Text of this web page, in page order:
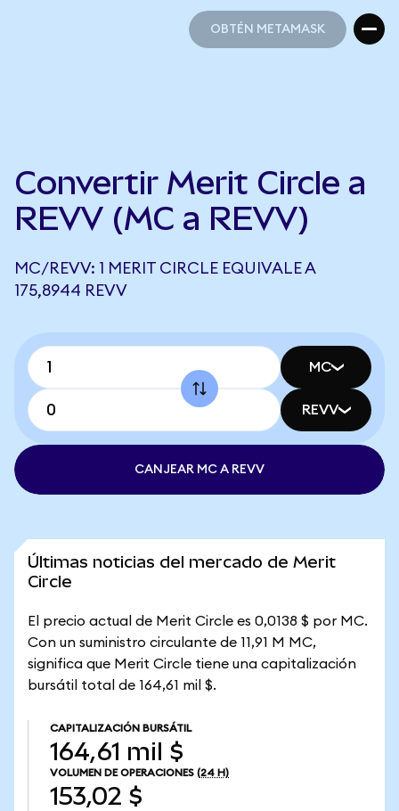
OBTÉN METAMASK
Convertir Merit Circle a
REVV (MC a REVV)
MC/REVV: 1 MERIT CIRCLE EQUIVALE A
175,8944 REVV
MC
REVV
CANJEAR MC A REVV
Últimas noticias del mercado de Merit
Circle
El precio actual de Merit Circle es 0,0138 $ por MC.
Con un suministro circulante de 11,91 M MC,
significa que Merit Circle tiene una capitalización
bursátil total de 164,61 mil $.
CAPITALIZACIÓN BURSÁTIL
164,61 mil $
VOLUMEN DE OPERACIONES (24 H)
153,02 $